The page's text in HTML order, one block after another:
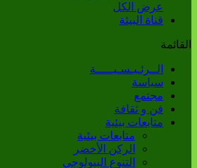
عرض الكل
قناة البيئة
القائمة
الــرئـيـسـيـــــة
سياسة
مجتمع
فن و ثقافة
متابعات بيئية
متابعات بيئية
الركن الأخضر
التنوع البيولوجي